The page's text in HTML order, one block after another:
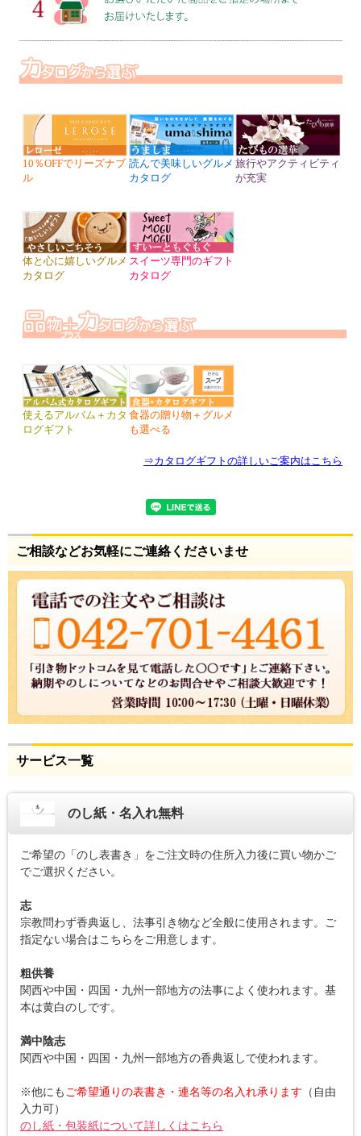
ご相談などお気軽にご連絡くださいませ
サービス一覧
のし紙・名入れ無料
ご希望の「のし表書き」をご注文時の住所入力後に買い物かご
でご選択ください。
志
宗教問わず香典返し、法事引き物など全般に使用されます。ご
指定ない場合はこちらをご用意します。
粗供養
関西や中国・四国・九州一部地方の法事によく使われます。基
本は黄白のしです。
満中陰志
関西や中国・四国・九州一部地方の香典返しで使われます。
※他にも ご希望通りの表書き・連名等の名入れ承ります （自由
入力可）
のし紙・包装紙について詳しくはこちら